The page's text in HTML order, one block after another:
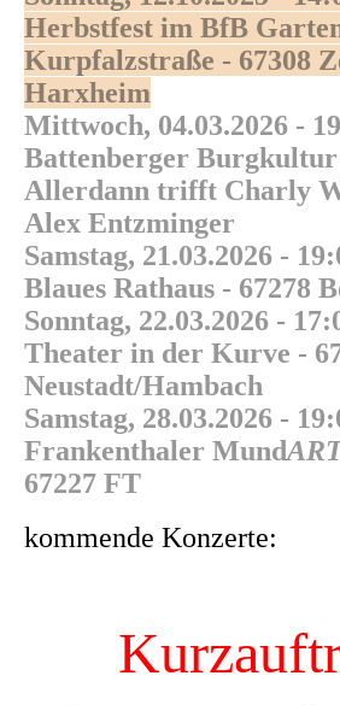
Herbstfest im BfB
Kurpfalzstraße - 67308
Harxheim
Mittwoch, 04.03.2026 -
Battenberger Burgkultur
Allerdann trifft Charly
Alex Entzminger
Samstag, 21.03.2026 -
Blaues Rathaus - 67278
Sonntag, 22.03.2026 -
Theater in der Kurve -
Neustadt/Hambach
Samstag, 28.03.2026 -
Frankenthaler Mund
67227 FT
kommende Konzerte: